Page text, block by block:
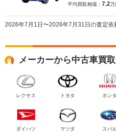
平均買取相場： 7.2万
2026年7月1日〜2026年7月31日の査定依
メーカーから中古車買
レクサス トヨタ ホン
ダイハツ マツダ スバ